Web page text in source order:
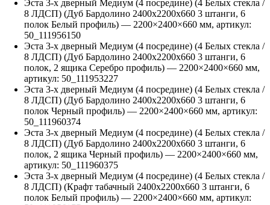
Эста 3-х дверный Медиум (4 посредине) (4 Белых стекла /
8 ЛДСП) (Дуб Бардолино 2400х2200х660 3 штанги, 6
полок Белый профиль) — 2200×2400×660 мм, артикул:
50_111956150
Эста 3-х дверный Медиум (4 посредине) (4 Белых стекла /
8 ЛДСП) (Дуб Бардолино 2400х2200х660 3 штанги, 6
полок, 2 ящика Серебро профиль) — 2200×2400×660 мм,
артикул: 50_111953227
Эста 3-х дверный Медиум (4 посредине) (4 Белых стекла /
8 ЛДСП) (Дуб Бардолино 2400х2200х660 3 штанги, 6
полок Черный профиль) — 2200×2400×660 мм, артикул:
50_111960374
Эста 3-х дверный Медиум (4 посредине) (4 Белых стекла /
8 ЛДСП) (Дуб Бардолино 2400х2200х660 3 штанги, 6
полок, 2 ящика Черный профиль) — 2200×2400×660 мм,
артикул: 50_111960375
Эста 3-х дверный Медиум (4 посредине) (4 Белых стекла /
8 ЛДСП) (Крафт табачный 2400х2200х660 3 штанги, 6
полок Белый профиль) — 2200×2400×660 мм, артикул: